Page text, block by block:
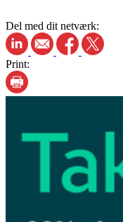
Del med dit netværk:
Print: